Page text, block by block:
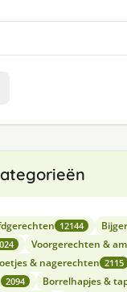
12144
Voorgerechten &
& nagerechten 2115
2094 Borrelhapjes &